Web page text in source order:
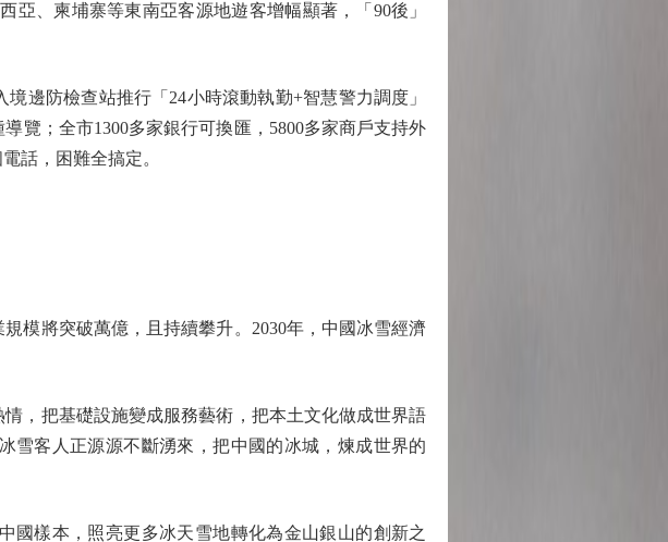
亞、柬埔寨等東南亞客源地遊客增幅顯著，「90後」
防檢查站推行「24小時滾動執勤+智慧警力調度」
覽；全市1300多家銀行可換匯，5800多家商戶支持外
話，困難全搞定。
將突破萬億，且持續攀升。2030年，中國冰雪經濟
把基礎設施變成服務藝術，把本土文化做成世界語
雪客人正源源不斷湧來，把中國的冰城，煉成世界的
樣本，照亮更多冰天雪地轉化為金山銀山的創新之